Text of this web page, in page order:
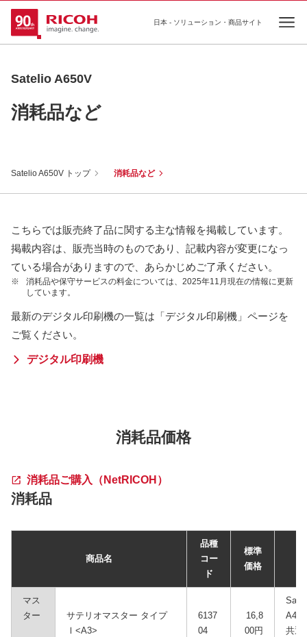
日本 - ソリューション・商品サイト
Satelio A650V
消耗品など
Satelio A650V トップ 消耗品など
こちらでは販売終了品に関する主な情報を掲載しています。
掲載内容は、販売当時のものであり、記載内容が変更になっ
ている場合がありますので、あらかじめご了承ください。
※
消耗品や保守サービスの料金については、2025年11月現在の情報に更新
しています。
最新のデジタル印刷機の一覧は「デジタル印刷機」ページを
ご覧ください。
デジタル印刷機
消耗品価格
消耗品ご購入（NetRICOH）
消耗品
商品名
品種
コー
ド
標準
価格
マス
ター
サテリオマスター タイプ
Ⅰ<A3>
6137
04
16,8
00円
共通